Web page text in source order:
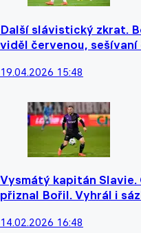
Další slávistický zkrat.
viděl červenou,
19.04.2026 15:48
Vysmátý kapitán
přiznal Bořil. Vyhrál i
14.02.2026 16:48